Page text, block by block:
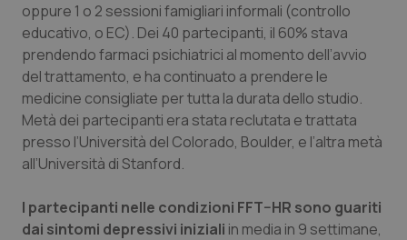
Sardegna
Sicilia
Toscana
Umbria
Valle D’Aosta
Malattia di Crohn & Rettocolite Ulcerosa
Neuroscienze & patologie neurodegenerative
Obesità
Oftalmologia
Oncodermatologia
oppure 1 o 2 sessioni famigliari informali (controllo
educativo, o EC). Dei 40 partecipanti, il 60% stava
prendendo farmaci psichiatrici al momento dell’avvio
del trattamento, e ha continuato a prendere le
medicine consigliate per tutta la durata dello studio.
Metà dei partecipanti era stata reclutata e trattata
presso l’Università del Colorado, Boulder, e l’altra metà
all’Università di Stanford.
I partecipanti nelle condizioni FFT–HR sono guariti
dai sintomi depressivi iniziali in media in 9 settimane,